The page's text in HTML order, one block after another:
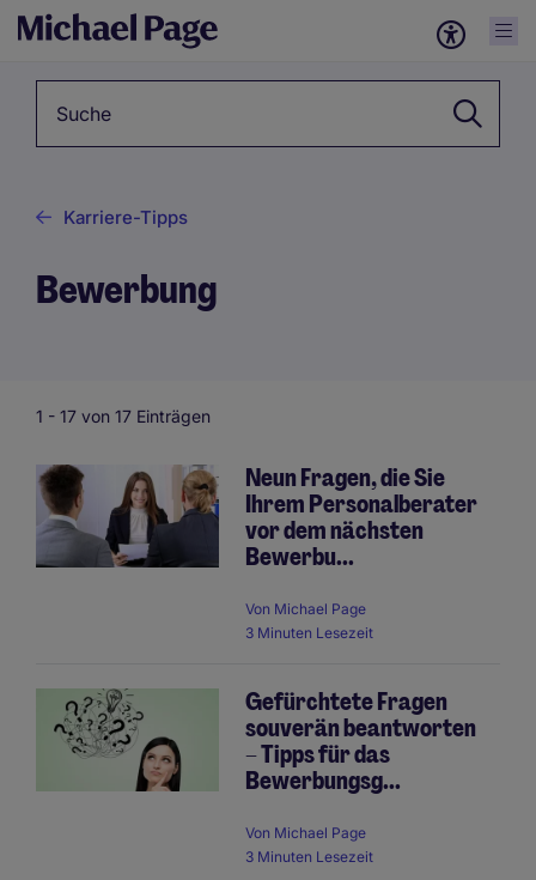
Karriere-Tipps
Bewerbung
1 - 17 von 17 Einträgen
Neun Fragen, die Sie
Ihrem Personalberater
vor dem nächsten
Bewerbu...
Von Michael Page
3 Minuten Lesezeit
Gefürchtete Fragen
souverän beantworten
– Tipps für das
Bewerbungsg...
Von Michael Page
3 Minuten Lesezeit